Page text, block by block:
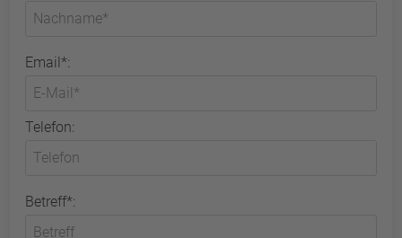
Email*:
Telefon:
Betreff*: